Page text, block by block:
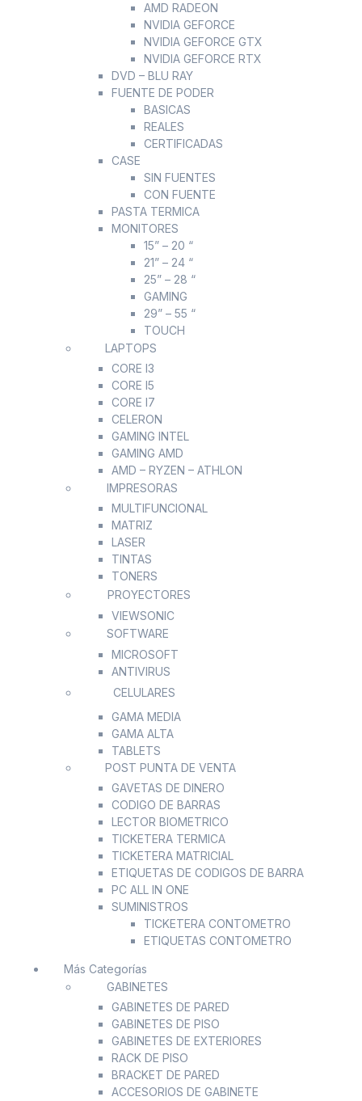
AMD RADEON
NVIDIA GEFORCE
NVIDIA GEFORCE GTX
NVIDIA GEFORCE RTX
DVD – BLU RAY
FUENTE DE PODER
BASICAS
REALES
CERTIFICADAS
CASE
SIN FUENTES
CON FUENTE
PASTA TERMICA
MONITORES
15” – 20 “
21” – 24 “
25” – 28 “
GAMING
29” – 55 “
TOUCH
LAPTOPS
CORE I3
CORE I5
CORE I7
CELERON
GAMING INTEL
GAMING AMD
AMD – RYZEN – ATHLON
IMPRESORAS
MULTIFUNCIONAL
MATRIZ
LASER
TINTAS
TONERS
PROYECTORES
VIEWSONIC
SOFTWARE
MICROSOFT
ANTIVIRUS
CELULARES
GAMA MEDIA
GAMA ALTA
TABLETS
POST PUNTA DE VENTA
GAVETAS DE DINERO
CODIGO DE BARRAS
LECTOR BIOMETRICO
TICKETERA TERMICA
TICKETERA MATRICIAL
ETIQUETAS DE CODIGOS DE BARRA
PC ALL IN ONE
SUMINISTROS
TICKETERA CONTOMETRO
ETIQUETAS CONTOMETRO
Más Categorías
GABINETES
GABINETES DE PARED
GABINETES DE PISO
GABINETES DE EXTERIORES
RACK DE PISO
BRACKET DE PARED
ACCESORIOS DE GABINETE